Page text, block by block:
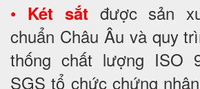
• Két sắtđược sản
chuẩn Châu Âu và quy
thống chất lượng ISO
SGS tổ chức chứng